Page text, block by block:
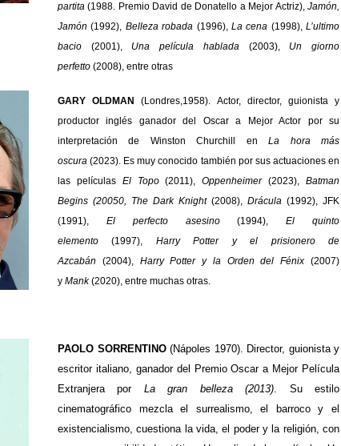
partita (1988. Premio David de Donatello a Mejor Actriz), Jamón,
Jamón (1992), Belleza robada (1996), La cena (1998), L’ultimo
bacio (2001), Una película hablada(2003), Un giorno
perfetto (2008), entre otras
GARY OLDMAN(Londres,1958). Actor, director, guionista y
productor inglés ganador del Oscar a Mejor Actor por su
interpretación de Winston Churchill enLa hora más
oscura (2023). Es muy conocido también por sus actuaciones en
las películas El Topo(2011),Oppenheimer(2023),Batman
Begins (20050, The Dark Knight(2008), Drácula (1992), JFK
(1991), El perfecto asesino(1994),El quinto
elemento (1997), Harry Potter y el prisionero de
Azcabán (2004), Harry Potter y la Orden del Fénix (2007)
y Mank(2020), entre muchas otras.
PAOLO SORRENTINO(Nápoles 1970). Director, guionista y
escritor italiano, ganador del Premio Oscar a Mejor Película
Extranjera por La gran belleza (2013). Su estilo
cinematográfico mezcla el surrealismo, el barroco y el
existencialismo, cuestiona la vida, el poder y la religión, con